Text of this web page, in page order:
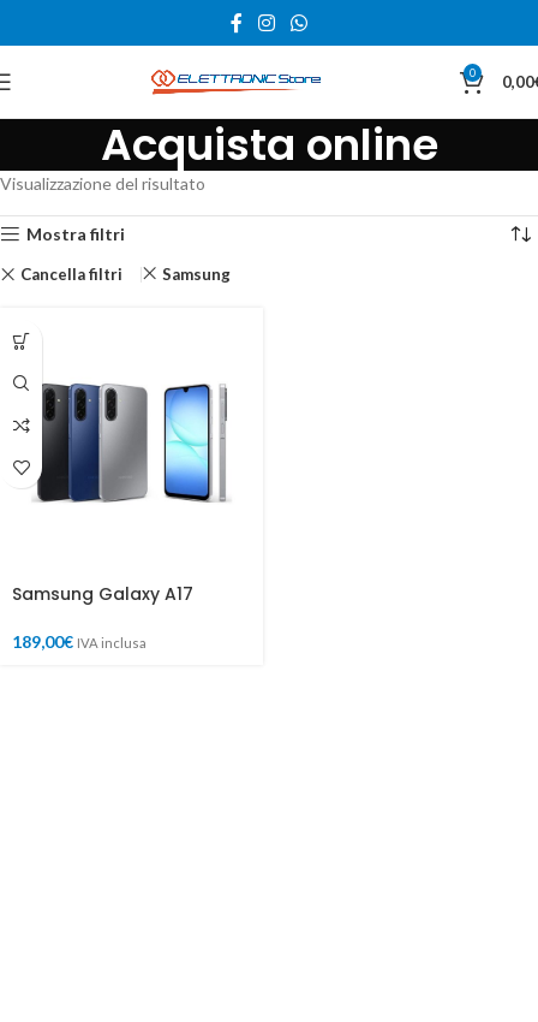
0 0,00
Acquista online
Visualizzazione del risultato
Mostra filtri
Cancella filtri Samsung
Samsung Galaxy A17
189,00€ IVA inclusa